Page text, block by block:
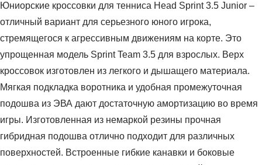
Юниорские кроссовки для тенниса Head Sprint 3.5 Junior –
отличный вариант для серьезного юного игрока,
стремящегося к агрессивным движениям на корте. Это
упрощенная модель Sprint Team 3.5 для взрослых. Верх
кроссовок изготовлен из легкого и дышащего материала.
Мягкая подкладка воротника и удобная промежуточная
подошва из ЭВА дают достаточную амортизацию во время
игры. Изготовленная из немаркой резины прочная
гибридная подошва отлично подходит для различных
поверхностей. Встроенные гибкие канавки и боковые